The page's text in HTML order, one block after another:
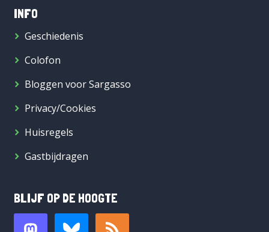
INFO
Geschiedenis
Colofon
Bloggen voor Sargasso
Privacy/Cookies
Huisregels
Gastbijdragen
BLIJF OP DE HOOGTE